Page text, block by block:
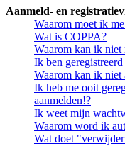
Aanmeld- en
Waarom moet ik
Wat is COPPA?
Waarom kan ik niet
Ik ben
Waarom kan ik niet
Ik heb me ooit
aanmelden!?
Ik weet mijn
Waarom word ik
Wat doet